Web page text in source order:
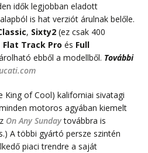
idők legjobban eladott
is hat verziót árulnak belőle.
, Sixty2 (ez csak 400
Flat Track Pro és Full
ebből a modellből. További
King of Cool) kaliforniai sivatagi
motoros agyában kiemelt
On Any Sundaytovábbra is
A többi gyártó persze szintén
piaci trendre a saját